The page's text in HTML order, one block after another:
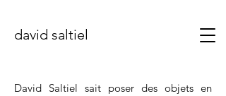
david saltiel
David Saltiel sait poser des objets en